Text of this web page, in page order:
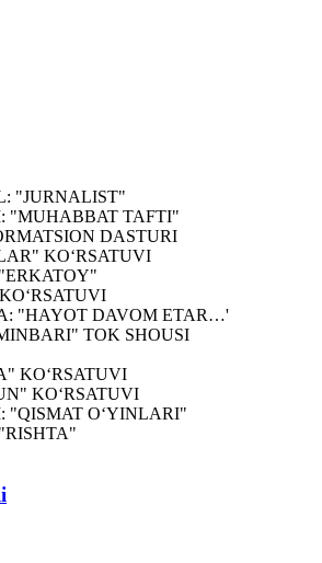
"JURNALIST"
"MUHABBAT TAFTI"
DASTURI
KO‘RSATUVI
"HAYOT DAVOM ETAR…'
TOK SHOUSI
KO‘RSATUVI
KO‘RSATUVI
"QISMAT O‘YINLARI"